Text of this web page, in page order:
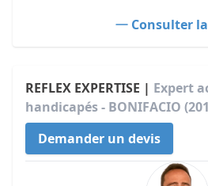
Consulter
REFLEX EXPERTISE | Expert
handicapés - BONIFACIO
Demander un devis